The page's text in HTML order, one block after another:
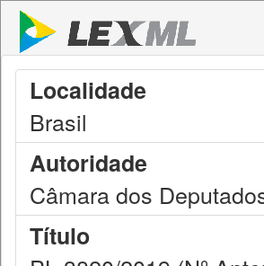
Localidade
Brasil
Autoridade
Câmara dos
Título